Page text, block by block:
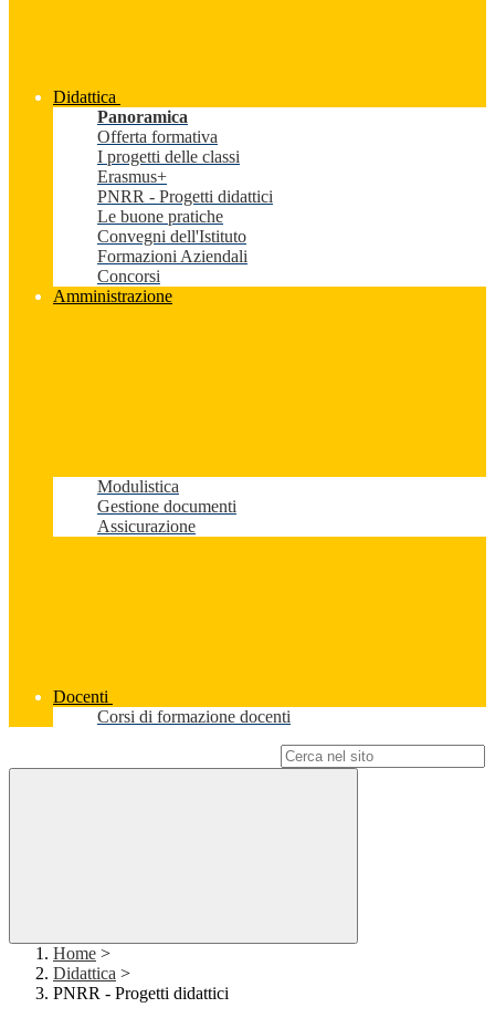
Didattica
Panoramica
Offerta formativa
I progetti delle classi
Erasmus+
PNRR - Progetti didattici
Le buone pratiche
Convegni dell'Istituto
Formazioni Aziendali
Concorsi
Amministrazione
Modulistica
Gestione documenti
Assicurazione
Docenti
Corsi di formazione docenti
Home >
Didattica >
PNRR - Progetti didattici